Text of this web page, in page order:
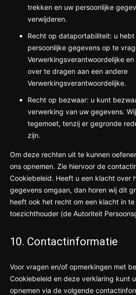
trekken en uw persoonlijke
verwijderen.
Recht op dataportabiliteit: u
persoonlijke gegevens op te
Verwerkingsverantwoordelijke
over te dragen aan een andere
Verwerkingsverantwoordelijke.
Recht op bezwaar: u kunt
verwerking van uw gegevens.
tegemoet, tenzij er gegronde
zijn.
Om deze rechten uit te kunnen
ons opnemen. Zie hiervoor de
Cookiebeleid. Heeft u een klacht over
gegevens omgaan, dan horen wij dit
heeft ook het recht om een klacht in
toezichthouder (de Autoriteit
10. Contactinformatie
Voor vragen en/of opmerkingen met
Cookiebeleid en deze verklaring kunt
opnemen via de volgende